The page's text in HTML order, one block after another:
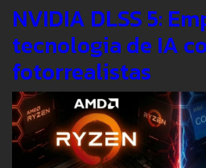
NVIDIA DLSS 5:
tecnologia de IA
fotorrealistas